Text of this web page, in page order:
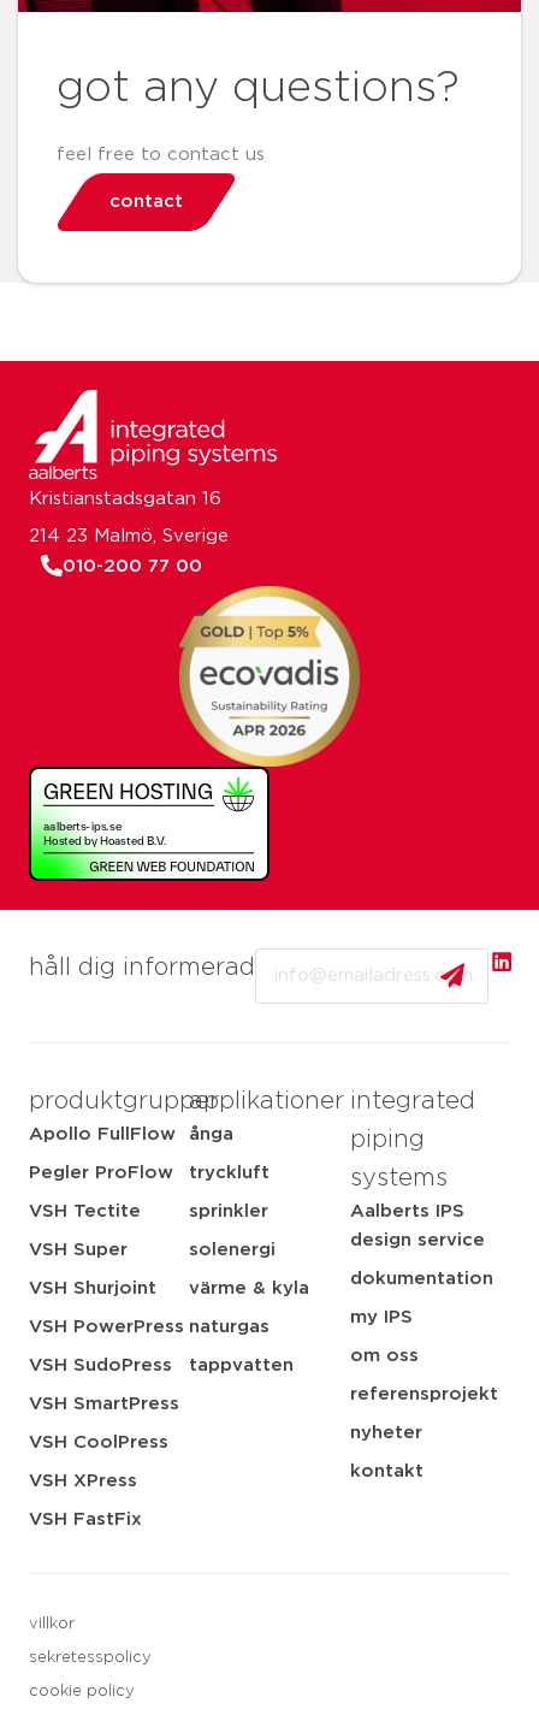
got any questions?
feel free to contact us
contact
håll dig informerad
produktgrupper
Apollo FullFlow
Pegler ProFlow
VSH Tectite
VSH Super
VSH Shurjoint
VSH PowerPress
VSH SudoPress
VSH SmartPress
VSH CoolPress
VSH XPress
VSH FastFix
applikationer
ånga
tryckluft
sprinkler
solenergi
värme & kyla
naturgas
tappvatten
integrated
piping
systems
Aalberts IPS
design service
dokumentation
my IPS
om oss
referensprojekt
nyheter
kontakt
villkor
sekretesspolicy
cookie policy
Kristianstadsgatan 16
214 23 Malmö, Sverige
010-200 77 00